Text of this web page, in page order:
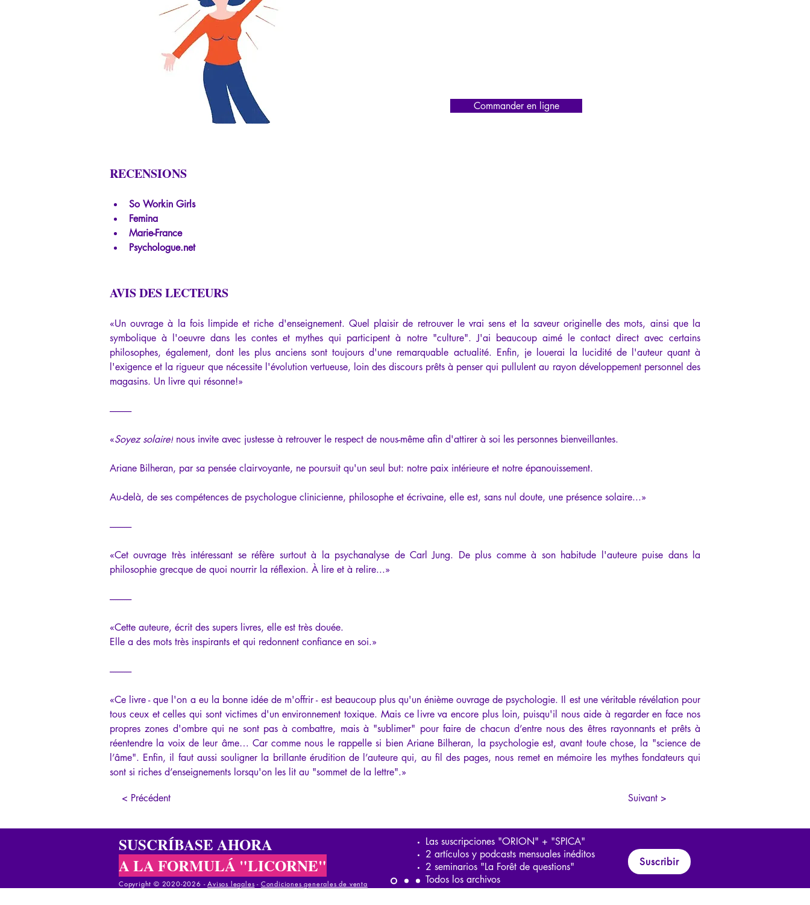
Commander en ligne
RECENSIONS
So Workin Girls
Femina
Marie-France
Psychologue.net
AVIS DES LECTEURS
«Un ouvrage à la fois limpide et riche d'enseignement. Quel plaisir de retrouver le vrai sens et la saveur originelle des mots, ainsi que la
symbolique à l'oeuvre dans les contes et mythes qui participent à notre "culture". J'ai beaucoup aimé le contact direct avec certains
philosophes, également, dont les plus anciens sont toujours d'une remarquable actualité. Enfin, je louerai la lucidité de l'auteur quant à
l'exigence et la rigueur que nécessite l'évolution vertueuse, loin des discours prêts à penser qui pullulent au rayon développement personnel des
magasins. Un livre qui résonne!»
------------
«Soyez solaire! nous invite avec justesse à retrouver le respect de nous-même afin d'attirer à soi les personnes bienveillantes.
Ariane Bilheran, par sa pensée clairvoyante, ne poursuit qu'un seul but: notre paix intérieure et notre épanouissement.
Au-delà, de ses compétences de psychologue clinicienne, philosophe et écrivaine, elle est, sans nul doute, une présence solaire...»
------------
«Cet ouvrage très intéressant se réfère surtout à la psychanalyse de Carl Jung. De plus comme à son habitude l'auteure puise dans la
philosophie grecque de quoi nourrir la réflexion. À lire et à relire...»
------------
«Cette auteure, écrit des supers livres, elle est très douée.
Elle a des mots très inspirants et qui redonnent confiance en soi.»
------------
«Ce livre - que l'on a eu la bonne idée de m'offrir - est beaucoup plus qu'un énième ouvrage de psychologie. Il est une véritable révélation pour
tous ceux et celles qui sont victimes d'un environnement toxique. Mais ce livre va encore plus loin, puisqu'il nous aide à regarder en face nos
propres zones d'ombre qui ne sont pas à combattre, mais à "sublimer" pour faire de chacun d’entre nous des êtres rayonnants et prêts à
réentendre la voix de leur âme… Car comme nous le rappelle si bien Ariane Bilheran, la psychologie est, avant toute chose, la "science de
l’âme". Enfin, il faut aussi souligner la brillante érudition de l’auteure qui, au fil des pages, nous remet en mémoire les mythes fondateurs qui
sont si riches d’enseignements lorsqu'on les lit au "sommet de la lettre".»
< Précédent Suivant >
SUSCRÍBASE AHORA
A LA FORMULÁ "LICORNE"
Copyright © 2020-2026 -Avisos legales - Condiciones generales de venta
Las suscripciones "ORION" + "SPICA"
2 artículos y podcasts mensuales inéditos
2 seminarios "La Forêt de questions"
Todos los archivos
Suscribir